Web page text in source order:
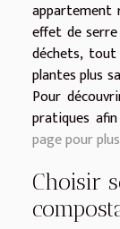
appartement
effet de
déchets,
plantes plus
Pour
pratiques
page pour
Choisir